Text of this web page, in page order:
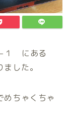
−１ にある
した。
めちゃくちゃ